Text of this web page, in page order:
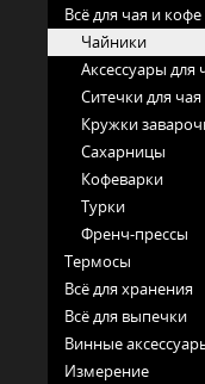
Всё для чая и кофе
Чайники
Аксессуары для
Ситечки для чая
Кружки
Сахарницы
Кофеварки
Турки
Френч-прессы
Термосы
Всё для хранения
Всё для выпечки
Винные
Измерение